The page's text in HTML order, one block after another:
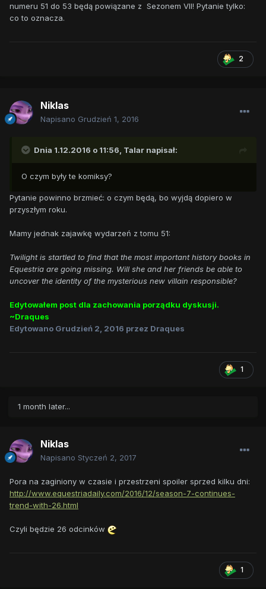
numeru 51 do 53 będą powiązane z Sezonem VII! Pytanie tylko:
co to oznacza.
2
Niklas
Napisano Grudzień 1, 2016
Dnia 1.12.2016 o 11:56, Talar napisał:
O czym były te komiksy?
Pytanie powinno brzmieć: o czym będą, bo wyjdą dopiero w
przyszłym roku.
Mamy jednak zajawkę wydarzeń z tomu 51:
Twilight is startled to find that the most important history books in
Equestria are going missing. Will she and her friends be able to
uncover the identity of the mysterious new villain responsible?
Edytowałem post dla zachowania porządku dyskusji.
~Draques
Edytowano Grudzień 2, 2016 przez Draques
1
1 month later...
Niklas
Napisano Styczeń 2, 2017
Pora na zaginiony w czasie i przestrzeni spoiler sprzed kilku dni:
http://www.equestriadaily.com/2016/12/season-7-continues-
trend-with-26.html
Czyli będzie 26 odcinków
1